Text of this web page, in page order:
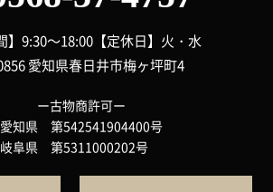
】9:30～18:00【定休日】火・水
愛知県春日井市梅ヶ坪町4
ー古物商許可ー
愛知県 第542541904400号
岐阜県 第5311000202号